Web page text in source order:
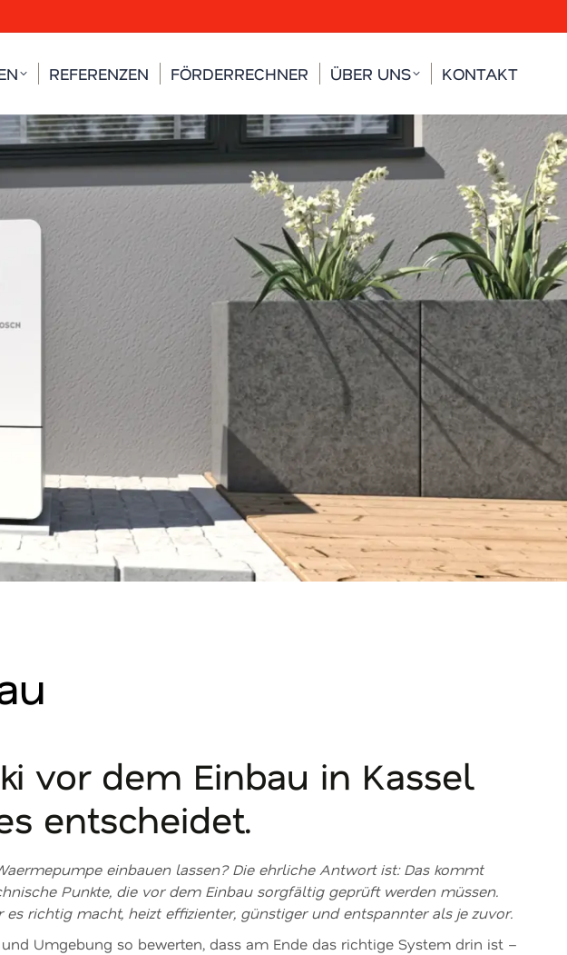
REFERENZEN FÖRDERRECHNER ÜBER UNS KONTAKT
vor dem Einbau in Kassel
entscheidet.
einbauen lassen? Die ehrliche Antwort ist: Das kommt
Punkte, die vor dem Einbau sorgfältig geprüft werden müssen.
richtig macht, heizt effizienter, günstiger und entspannter als je zuvor.
Umgebung so bewerten, dass am Ende das richtige System drin ist –